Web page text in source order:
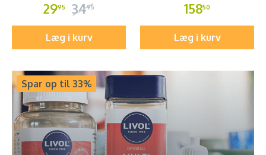
2995 3495
Læg i kurv
15850
Læg i kurv
Spar op til 33%